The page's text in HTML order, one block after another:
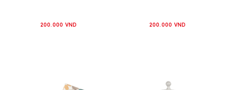
200.000 VND 200.000 VND